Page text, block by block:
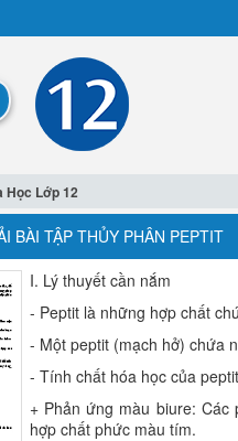
Học Lớp 12
BÀI TẬP THỦY PHÂN PEPTIT
I. Lý thuyết cần nắm
- Peptit là những hợp chất
- Một peptit (mạch hở) chứa
- Tính chất hóa học của peptit
+ Phản ứng màu biure:
hợp chất phức màu tím.